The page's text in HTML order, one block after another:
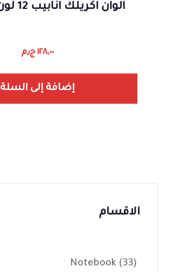
الوان اكريلك انابيب 12 لون 976 M&G
١٢٨,٠٠ ج٫م
إضافة إلى السلة
الاقسام
Notebook (33)